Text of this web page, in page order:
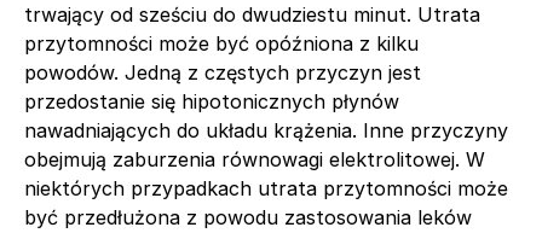
trwający od sześciu do dwudziestu minut. Utrata
przytomności może być opóźniona z kilku
powodów. Jedną z częstych przyczyn jest
przedostanie się hipotonicznych płynów
nawadniających do układu krążenia. Inne przyczyny
obejmują zaburzenia równowagi elektrolitowej. W
niektórych przypadkach utrata przytomności może
być przedłużona z powodu zastosowania leków